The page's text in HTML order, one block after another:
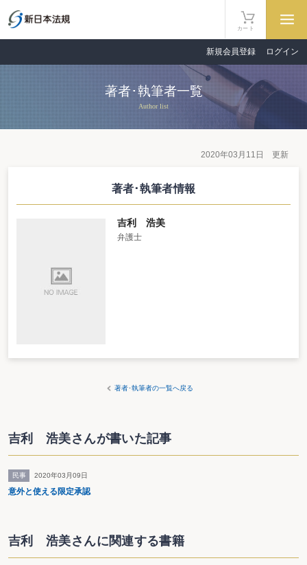
カート
新規会員登録 ログイン
著者･執筆者一覧
Author list
2020年03月11日 更新
著者･執筆者情報
吉利 浩美
弁護士
著者･執筆者の一覧へ戻る
吉利 浩美さんが書いた記事
民事 2020年03月09日
意外と使える限定承認
吉利 浩美さんに関連する書籍